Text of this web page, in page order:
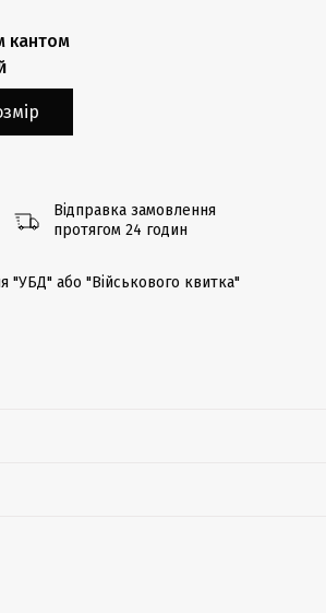
кантом
Відправка замовлення
протягом 24 годин
"УБД" або "Військового квитка"